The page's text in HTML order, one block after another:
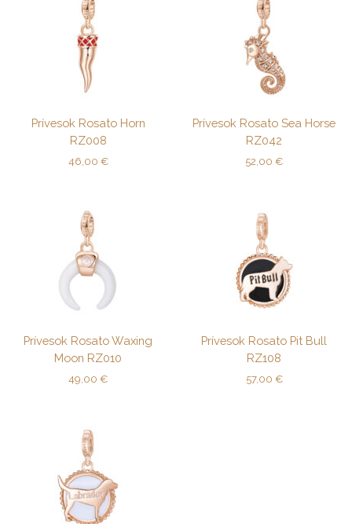
Prívesok Rosato Horn
RZ008
46,00 €
Prívesok Rosato Sea Horse
RZ042
52,00 €
Prívesok Rosato Waxing
Moon RZ010
49,00 €
Prívesok Rosato Pit Bull
RZ108
57,00 €